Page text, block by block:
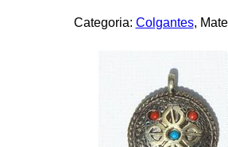
Categoria: Colgantes,